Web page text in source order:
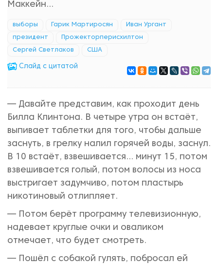
Маккейн...
выборы Гарик Мартиросян Иван Ургант
президент Прожекторперисхилтон
Сергей Светлаков США
Cлайд с цитатой
— Давайте представим, как проходит день
Билла Клинтона. В четыре утра он встаёт,
выпивает таблетки для того, чтобы дальше
заснуть, в грелку налил горячей воды, заснул.
В 10 встаёт, взвешивается... минут 15, потом
взвешивается голый, потом волосы из носа
выстригает задумчиво, потом пластырь
никотиновый отлипляет.
— Потом берёт программу телевизионную,
надевает круглые очки и оваликом
отмечает, что будет смотреть.
— Пошёл с собакой гулять, побросал ей